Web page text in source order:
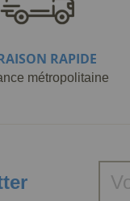
RAPIDE
métropolitaine